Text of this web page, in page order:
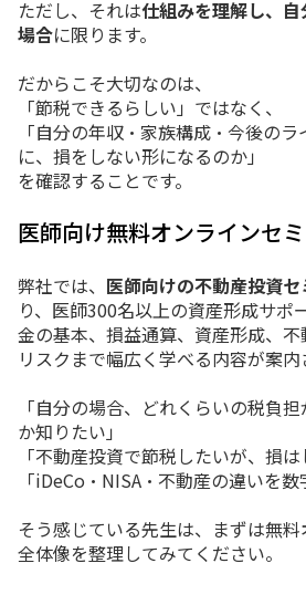
ただし、それは仕組みを理解し、
場合に限ります。
だからこそ大切なのは、
「節税できるらしい」ではなく、
「自分の年収・家族構成・今後の
に、損をしない形になるのか」
を確認することです。
医師向け無料オンラインセ
弊社では、 医師向けの不動産投資セ
り、医師300名以上の資産形成サポ
金の基本、損益通算、資産形成、
リスクまで幅広く学べる内容が案内
「自分の場合、どれくらいの税負
か知りたい」
「不動産投資で節税したいが、損は
「iDeCo・NISA・不動産の違いを数
そう感じている先生は、まずは無
全体像を整理してみてください。